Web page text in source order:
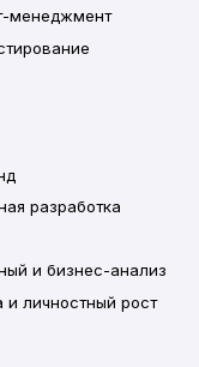
менеджмент
разработка
и бизнес-анализ
и личностный рост